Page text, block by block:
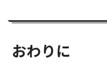
おわりに